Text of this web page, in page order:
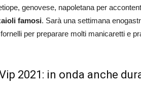
genovese, napoletana per
famosi. Sarà una settimana
per preparare molti manicaretti e
2021: in onda anche